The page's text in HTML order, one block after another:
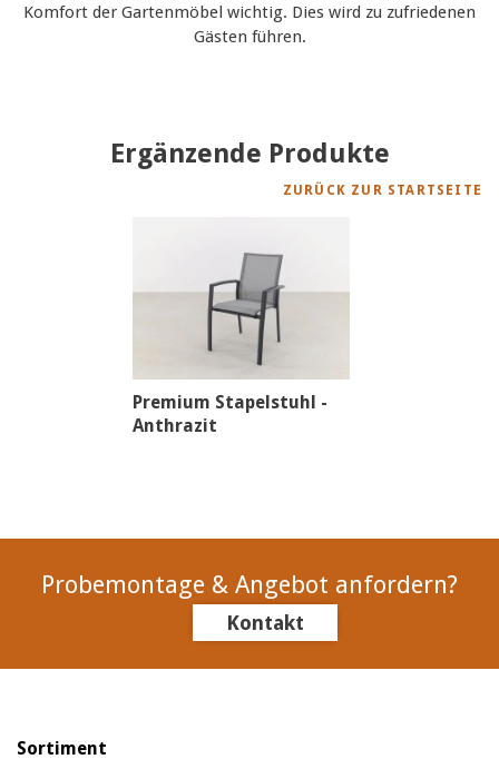
Komfort der Gartenmöbel wichtig. Dies wird zu zufriedenen
Gästen führen.
Ergänzende Produkte
ZURÜCK ZUR STARTSEITE
Premium Stapelstuhl -
Anthrazit
Probemontage & Angebot anfordern?
Kontakt
Sortiment